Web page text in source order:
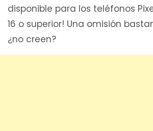
disponible para los teléfonos
16 o superior! Una omisión
¿no creen?